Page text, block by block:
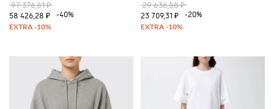
97 376,81 ₽
58 426,28 ₽
-40%
29 636,88 ₽
23 709,31 ₽
-20%